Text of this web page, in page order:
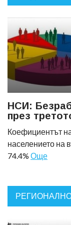
НСИ:
през
Коефициентът
населението на
74.4% Още